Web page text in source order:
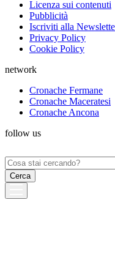
Licenza sui contenuti
Pubblicità
Iscriviti alla
Privacy Policy
Cookie Policy
network
Cronache Fermane
Cronache Maceratesi
Cronache Ancona
follow us
Ricerca
per: